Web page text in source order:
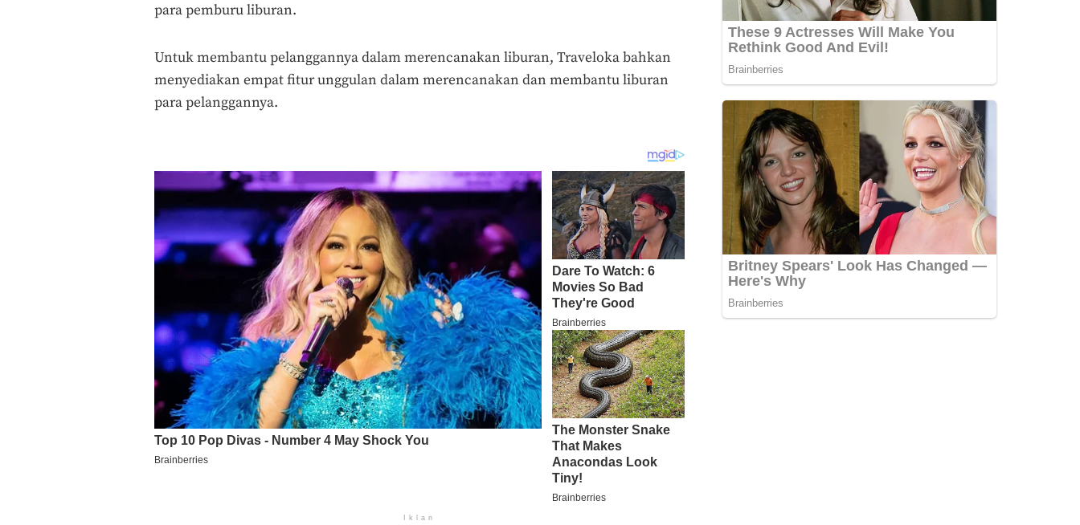
para pemburu liburan.
Untuk membantu pelanggannya dalam merencanakan liburan, Traveloka bahkan
menyediakan empat fitur unggulan dalam merencanakan dan membantu liburan
para pelanggannya.
Iklan